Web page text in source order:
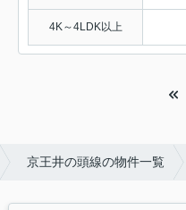
4K～4LDK以上
京王井の頭線の物件一覧